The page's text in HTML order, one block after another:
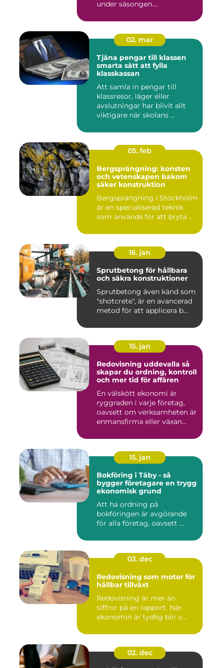
under säsongen.
02. mar
Tjäna pengar till klassen
smarta sätt att fylla
klasskassan
Att samla in pengar till
klassresor, läger eller
avslutningar har blivit allt
viktigare när skolans ...
05. feb
Bergsprängning: konsten
och vetenskapen bakom
säker konstruktion
Bergsprängning i Stockholm
är en specialiserad teknik
som används för att bryta ...
16. jan
Sprutbetong för hållbara
och säkra konstruktioner
Sprutbetong även känd som
"shotcrete", är en avancerad
metod för att applicera b...
15. jan
Redovisning uddevalla så
skapar du ordning, kontroll
och mer tid för affären
En välskött ekonomi är
ryggraden i varje företag,
oavsett om verksamheten är
enmansfirma eller växan...
15. jan
Bokföring i Täby - så
bygger företagare en trygg
ekonomisk grund
Att ha ordning på
bokföringen är avgörande
för alla företag, oavsett ...
03. dec
Redovisning som motor för
hållbar tillväxt
Redovisning är mer än
siffror på en rapport. När
ekonomin är tydlig blir v...
02. dec